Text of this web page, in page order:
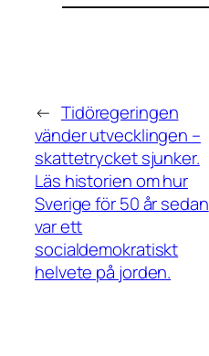
← Tidöregeringen
vänder utvecklingen –
skattetrycket sjunker.
Läs historien om hur
Sverige för 50 år sedan
var ett
socialdemokratiskt
helvete på jorden.